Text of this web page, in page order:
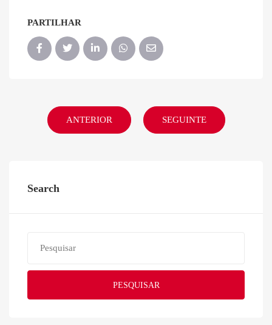
PARTILHAR
ANTERIOR SEGUINTE
Search
PESQUISAR